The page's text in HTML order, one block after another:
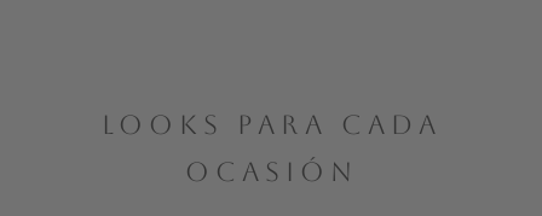
LOOKS PARA CADA
OCASIÓN